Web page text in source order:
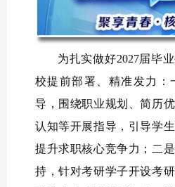
为扎实做好2027届毕
校提前部署、精准发力：
导，围绕职业规划、简历
认知等开展指导，引导学
提升求职核心竞争力；二
持，针对考研学子开设考